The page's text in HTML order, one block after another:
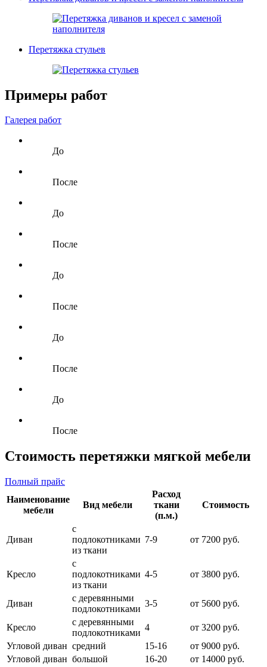
Перетяжка стульев
Примеры работ
Галерея работ
До
После
До
После
До
После
До
После
До
После
Стоимость перетяжки мягкой мебели
Полный прайс
Наименование
мебели
Вид мебели
Расход
ткани
(п.м.)
Стоимость
Диван
с
подлокотниками
из ткани
7-9 от 7200 руб.
Кресло
с
подлокотниками
из ткани
4-5 от 3800 руб.
Диван
с деревянными
подлокотниками
3-5 от 5600 руб.
Кресло
с деревянными
подлокотниками
4
от 3200 руб.
Угловой диван средний 15-16
от 9000 руб.
Угловой диван большой 16-20 от 14000 руб.